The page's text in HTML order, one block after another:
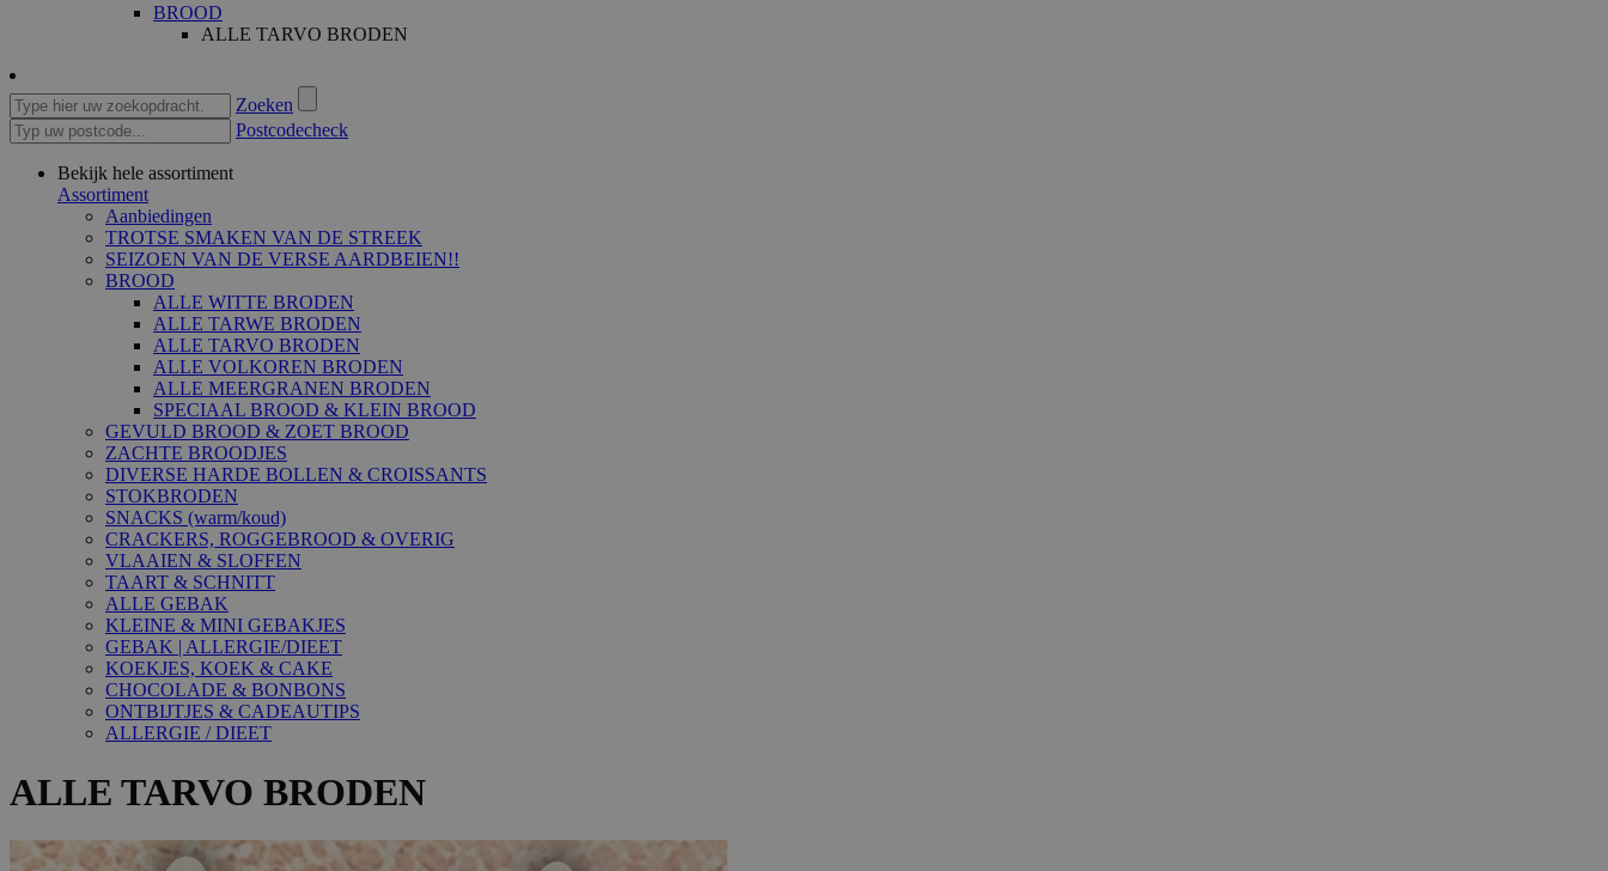
BROOD
ALLE TARVO BRODEN
Zoeken
Postcodecheck
Bekijk hele assortiment
Assortiment
Aanbiedingen
TROTSE SMAKEN VAN DE STREEK
SEIZOEN VAN DE VERSE AARDBEIEN!!
BROOD
ALLE WITTE BRODEN
ALLE TARWE BRODEN
ALLE TARVO BRODEN
ALLE VOLKOREN BRODEN
ALLE MEERGRANEN BRODEN
SPECIAAL BROOD & KLEIN BROOD
GEVULD BROOD & ZOET BROOD
ZACHTE BROODJES
DIVERSE HARDE BOLLEN & CROISSANTS
STOKBRODEN
SNACKS (warm/koud)
CRACKERS, ROGGEBROOD & OVERIG
VLAAIEN & SLOFFEN
TAART & SCHNITT
ALLE GEBAK
KLEINE & MINI GEBAKJES
GEBAK | ALLERGIE/DIEET
KOEKJES, KOEK & CAKE
CHOCOLADE & BONBONS
ONTBIJTJES & CADEAUTIPS
ALLERGIE / DIEET
ALLE TARVO BRODEN